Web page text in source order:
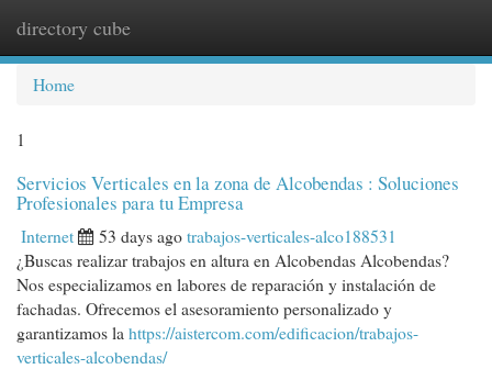
directory cube
Home
1
Servicios Verticales en la zona de Alcobendas : Soluciones
Profesionales para tu Empresa
Internet 53 days agotrabajos-verticales-alco188531
¿Buscas realizar trabajos en altura en Alcobendas Alcobendas?
Nos especializamos en labores de reparación y instalación de
fachadas. Ofrecemos el asesoramiento personalizado y
garantizamos la https://aistercom.com/edificacion/trabajos-
verticales-alcobendas/